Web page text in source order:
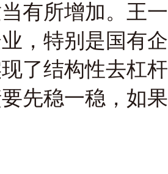
有所增加。王
，特别是国有
了结构性去杠
先稳一稳，如